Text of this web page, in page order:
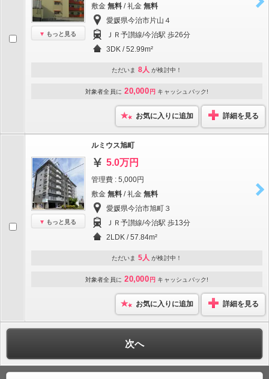
もっと見る
敷金 無料 / 礼金 無料
愛媛県今治市片山４
ＪＲ予讃線/今治駅 歩26分
3DK / 52.99m²
ただいま 8人 が検討中！
対象者全員に 20,000 円 キャッシュバック!
お気に入りに追加 詳細を見る
もっと見る
ルミウス旭町
5.0万円
管理費 : 5,000円
敷金 無料 / 礼金 無料
愛媛県今治市旭町３
ＪＲ予讃線/今治駅 歩13分
2LDK / 57.84m²
ただいま 5人 が検討中！
対象者全員に 20,000 円 キャッシュバック!
お気に入りに追加 詳細を見る
次へ